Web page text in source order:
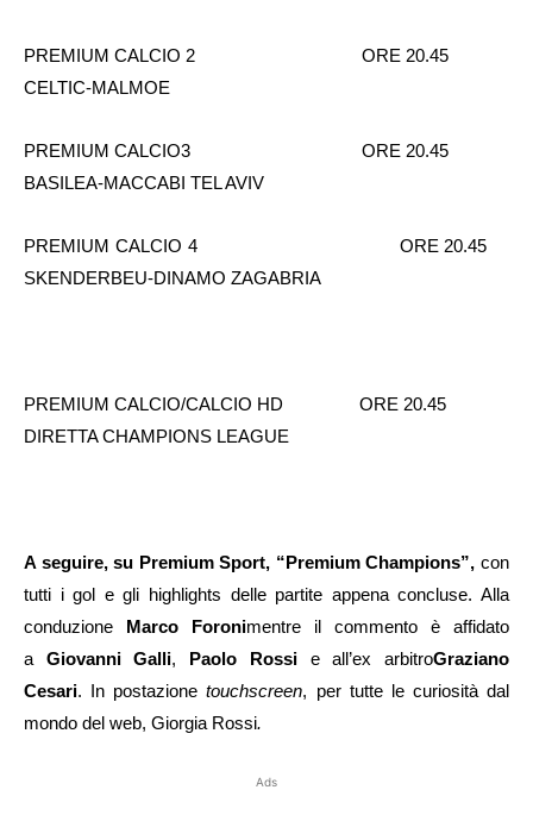
PREMIUM CALCIO 2 ORE 20.45
CELTIC-MALMOE
PREMIUM CALCIO3 ORE 20.45
BASILEA-MACCABI TEL AVIV
PREMIUM CALCIO 4 ORE 20.45
SKENDERBEU-DINAMO ZAGABRIA
PREMIUM CALCIO/CALCIO HD ORE 20.45
DIRETTA CHAMPIONS LEAGUE
A seguire, su Premium Sport, “Premium Champions”, con
tutti i gol e gli highlights delle partite appena concluse. Alla
conduzione Marco Foronimentre il commento è affidato
a Giovanni Galli, Paolo Rossie all’ex arbitroGraziano
Cesari. In postazionetouchscreen, per tutte le curiosità dal
mondo del web, Giorgia Rossi.
Ads